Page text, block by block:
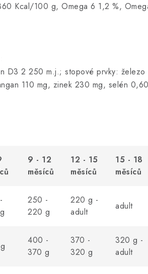
Kcal/100 g, Omega 6 1,2 %,
D3 2 250 m.j.; stopové prvky: železo
110 mg, zinek 230 mg, selén 0,60
9 - 12
měsíců
12 - 15
měsíců
15 - 18
měsíců
250 -
220 g
220 g -
adult
adult
400 -
370 g
370 -
320 g
320 g -
adult